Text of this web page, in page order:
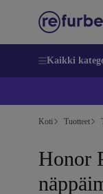
Kaikki
Koti Tuotteet
Honor